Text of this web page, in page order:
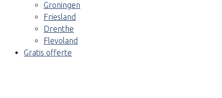
Groningen
Friesland
Drenthe
Flevoland
Gratis offerte